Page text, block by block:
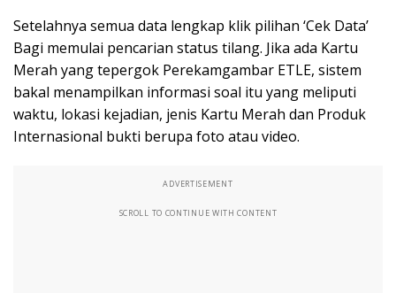
Setelahnya semua data lengkap klik pilihan ‘Cek Data’
Bagi memulai pencarian status tilang. Jika ada Kartu
Merah yang tepergok Perekamgambar ETLE, sistem
bakal menampilkan informasi soal itu yang meliputi
waktu, lokasi kejadian, jenis Kartu Merah dan Produk
Internasional bukti berupa foto atau video.
ADVERTISEMENT
SCROLL TO CONTINUE WITH CONTENT